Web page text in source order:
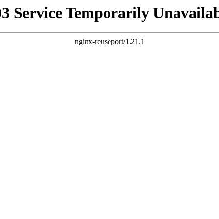
Service Temporarily
nginx-reuseport/1.21.1